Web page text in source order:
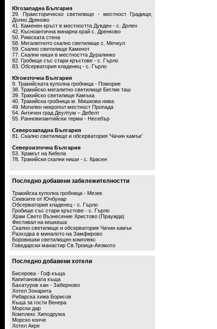
Югозападна България
29. Праисторическо светилище - местност Градище,
Долно Дряново
41. Каменен кръст в местността Дувден - с. Долен
42. Късноантична винарна край с. Дренково
50. Римската стена
58. Мегалитното скално светилище с. Мечкул
59. Скално светилище Каменот
77. Скални ниши в местността Дуралинко
82. Гробище със стари кръстове - с. Гърло
83. Обсерватория кладенец - с. Гърло
Югоизточна България
9. Тракийската куполна гробница - Поморие
38. Тракийско мегалитно светилище Беглик таш
39. Тракийско светилище Камъка
40. Тракийска гробница м. Мишкова нива
49. Могилен некропол местност Пропада
54. Античен град Деултум – Дебелт
55. Ранновизантийски терми - Несебър
Северозападна България
81. Скално светилище и обсерватория 'Чачин камък'
Североизточна България
53. Храмът на Кибела
78. Тракийски скални ниши - с. Красен
Последно добавени забележителностти
Тракийска куполна гробница - Мезек
Секвоите от Ючбунар
Обсерватория кладенец - с. Гърло
Гробище със стари кръстове - с. Гърло
Храм Свето Възнесение Христово (Праужда)
Фестивал на кешкеша
Скално светилище и обсерватория Чачин камък
Разходка в миналото на Замфирово
Боровишки светилищен комплекс
Говедарски манастир Св.Троица-Аязмото
Последно добавени хотели
Бисерова - Гоф къща
Капитановата къща
Бахатуров хан - Заберново
Хотел Зонарита
Рибарска хижа Борисов
Къща за гости Венера
Морски дар
Комплекс Хиподрума
Морско конче
Хотел Акре